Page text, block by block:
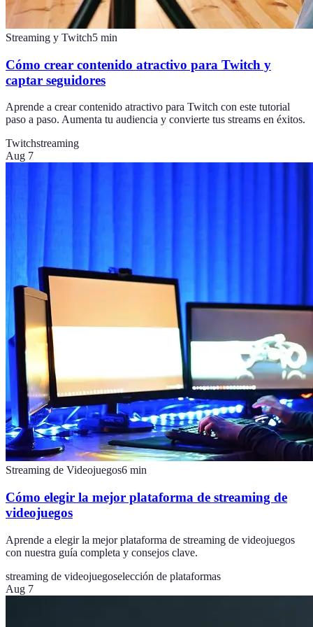
Streaming y Twitch5 min
Cómo crear contenido atractivo para Twitch y
captar seguidores
Aprende a crear contenido atractivo para Twitch con este tutorial
paso a paso. Aumenta tu audiencia y convierte tus streams en éxitos.
Twitchstreaming
Aug 7
Streaming de Videojuegos6 min
Cómo elegir la mejor plataforma de streaming de
videojuegos
Aprende a elegir la mejor plataforma de streaming de videojuegos
con nuestra guía completa y consejos clave.
streaming de videojuegoselección de plataformas
Aug 7